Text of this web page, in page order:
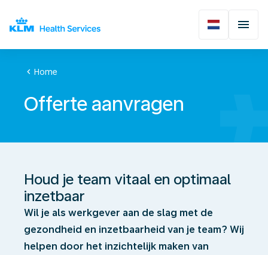
chevron_left Home
Offerte aanvragen
Houd je team vitaal en optimaal
inzetbaar
Wil je als werkgever aan de slag met de
gezondheid en inzetbaarheid van je team? Wij
helpen door het inzichtelijk maken van